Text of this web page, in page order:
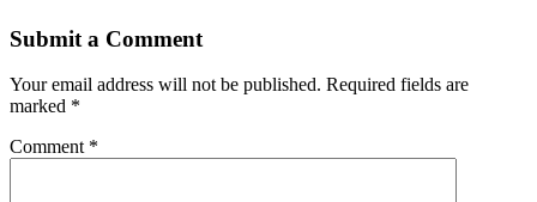
Submit a Comment
Your email address will not be published. Required fields are
marked *
Comment *